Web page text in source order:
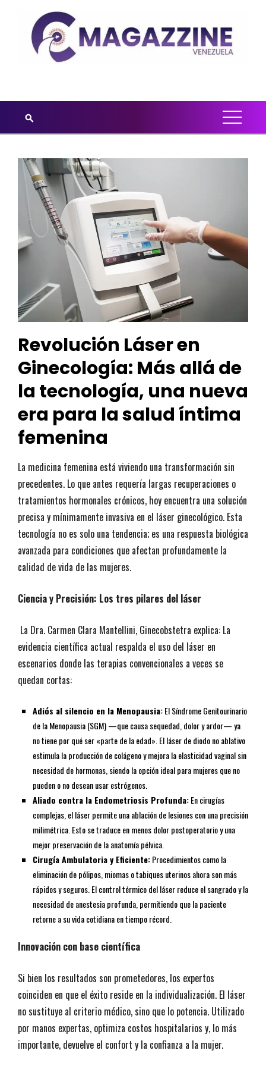
Revolución Láser en
Ginecología: Más allá de
la tecnología, una nueva
era para la salud íntima
femenina
La medicina femenina está viviendo una transformación sin
precedentes. Lo que antes requería largas recuperaciones o
tratamientos hormonales crónicos, hoy encuentra una solución
precisa y mínimamente invasiva en el láser ginecológico. Esta
tecnología no es solo una tendencia; es una respuesta biológica
avanzada para condiciones que afectan profundamente la
calidad de vida de las mujeres.
​Ciencia y Precisión: Los tres pilares del láser
​ La Dra. Carmen Clara Mantellini, Ginecobstetra explica: La
evidencia científica actual respalda el uso del láser en
escenarios donde las terapias convencionales a veces se
quedan cortas:
Adiós al silencio en la Menopausia:El Síndrome Genitourinario
de la Menopausia (SGM) —que causa sequedad, dolor y ardor— ya
no tiene por qué ser «parte de la edad». El láser de diodo no ablativo
estimula la producción de colágeno y mejora la elasticidad vaginal sin
necesidad de hormonas, siendo la opción ideal para mujeres que no
pueden o no desean usar estrógenos.
Aliado contra la Endometriosis Profunda:En cirugías
complejas, el láser permite una ablación de lesiones con una precisión
milimétrica. Esto se traduce en menos dolor postoperatorio y una
mejor preservación de la anatomía pélvica.
Cirugía Ambulatoria y Eficiente:Procedimientos como la
eliminación de pólipos, miomas o tabiques uterinos ahora son más
rápidos y seguros. El control térmico del láser reduce el sangrado y la
necesidad de anestesia profunda, permitiendo que la paciente
retorne a su vida cotidiana en tiempo récord.
​Innovación con base científica
​Si bien los resultados son prometedores, los expertos
coinciden en que el éxito reside en la individualización. El láser
no sustituye al criterio médico, sino que lo potencia. Utilizado
por manos expertas, optimiza costos hospitalarios y, lo más
importante, devuelve el confort y la confianza a la mujer.